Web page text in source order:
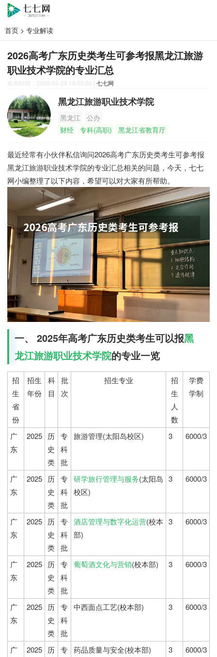
首页 > 专业解读
2026高考广东历史类考生可参考报黑龙江旅游
职业技术学院的专业汇总
发布时间：2026-05-29 16:55:26 | 七七网
黑龙江旅游职业技术学院
黑龙江
公办
财经
专科(高职) 黑龙江省教育厅
最近经常有小伙伴私信询问2026高考广东历史类考生可参考报
黑龙江旅游职业技术学院的专业汇总相关的问题，今天，七七
网小编整理了以下内容，希望可以对大家有所帮助。
一、 2025年高考广东历史类考生可以报黑
龙江旅游职业技术学院的专业一览
招
生
省
份
招生
年份
科
目
批
次
招生专业
招
生
人
数
学费
学制
广
东
2025 历
史
类
专
科
批
旅游管理(太阳岛校区) 3 6000/3
广
东
2025 历
史
类
专
科
批
研学旅行管理与服务(太阳岛
校区)
3 6000/3
广
东
2025 历
史
类
专
科
批
酒店管理与数字化运营(校本
部)
3 6000/3
广
东
2025 历
史
类
专
科
批
葡萄酒文化与营销(校本部) 3 6000/3
广
东
2025 历
史
类
专
科
批
中西面点工艺(校本部) 3 6000/3
广
2025 历 专 药品质量与安全(校本部) 3 6000/3